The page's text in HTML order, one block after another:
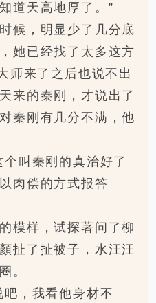
道天高地厚了。”
，明显少了几分底
她已经找了太多这方
师来了之后也说不出
来的秦刚，才说出了
秦刚有几分不满，他
叫秦刚的真治好了
肉偿的方式报答
样，试探著问了柳
扯了扯被子，水汪汪
。
我看他身材不